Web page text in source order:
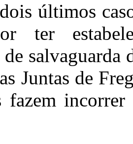
últimos
ter
salvaguarda
Juntas de
fazem